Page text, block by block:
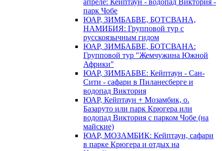
апреле: Кейптаун - водопад Виктория -
парк Чобе
ЮАР, ЗИМБАБВЕ, БОТСВАНА,
НАМИБИЯ: Групповой тур с
русскоязычным гидом
ЮАР, ЗИМБАБВЕ, БОТСВАНА:
Групповой тур "Жемчужина Южной
Африки"
ЮАР, ЗИМБАБВЕ: Кейптаун - Сан-
Сити - сафари в Пиланесберге и
водопад Виктория
ЮАР, Кейптаун + Мозамбик, о.
Базаруто или парк Крюгера или
водопад Виктория с парком Чобе (на
майские)
ЮАР, МОЗАМБИК: Кейптаун, сафари
в парке Крюгера и отдых на